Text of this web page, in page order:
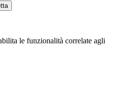
le funzionalità correlate agli